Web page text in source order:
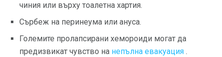
чиния или върху тоалетна хартия.
Сърбеж на перинеума или ануса.
Големите пролапсирани хемороиди могат да
предизвикат чувство на непълна евакуация .